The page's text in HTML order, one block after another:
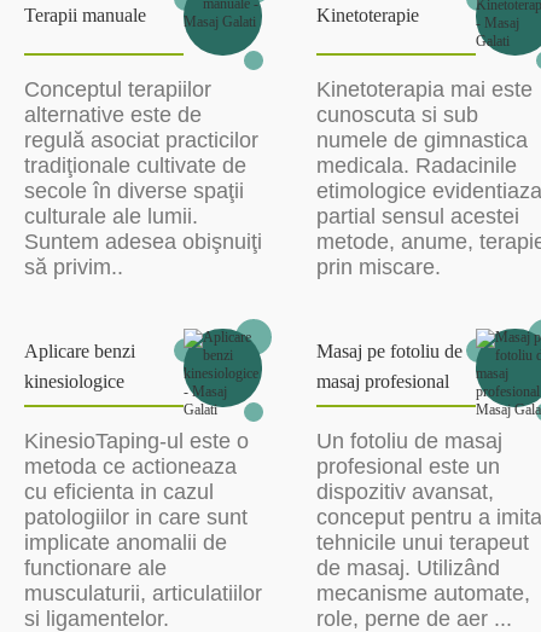
Terapii manuale
Conceptul terapiilor
alternative este de
regulă asociat practicilor
tradiţionale cultivate de
secole în diverse spaţii
culturale ale lumii.
Suntem adesea obişnuiţi
să privim..
Kinetoterapie
Kinetoterapia mai este
cunoscuta si sub
numele de gimnastica
medicala. Radacinile
etimologice evidentiaza
partial sensul acestei
metode, anume,
prin miscare.
Aplicare benzi
kinesiologice
KinesioTaping-ul este o
metoda ce actioneaza
cu eficienta in cazul
patologiilor in care sunt
implicate anomalii de
functionare ale
musculaturii, articulatiilor
si ligamentelor.
Masaj pe fotoliu de
masaj profesional
Un fotoliu de masaj
profesional este un
dispozitiv avansat,
conceput pentru a imita
tehnicile unui terapeut
de masaj. Utilizând
mecanisme automate,
role, perne de aer ...